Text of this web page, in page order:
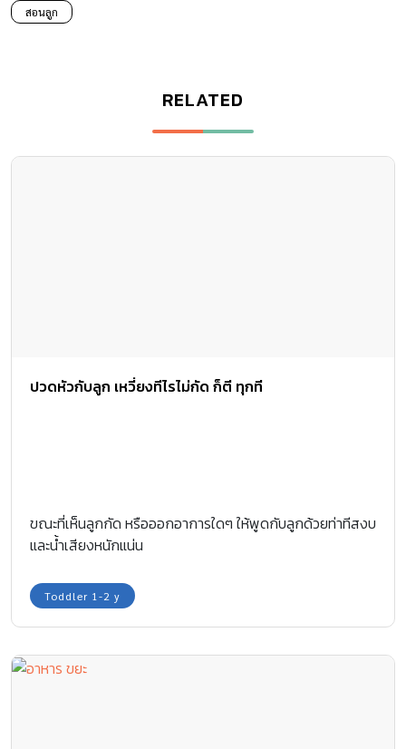
สอนลูก
RELATED
ปวดหัวกับลูก เหวี่ยงทีไรไม่กัด ก็ตี ทุกที
ขณะที่เห็นลูกกัด หรือออกอาการใดๆ ให้พูดกับลูกด้วยท่าทีสงบ
และน้ำเสียงหนักแน่น
Toddler 1-2 y